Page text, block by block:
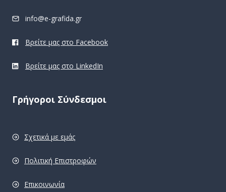
info@e-grafida.gr
Βρείτε μας στο Facebook
Βρείτε μας στο LinkedIn
Γρήγοροι Σύνδεσμοι
Σχετικά με εμάς
Πολιτική Επιστροφών
Επικοινωνία